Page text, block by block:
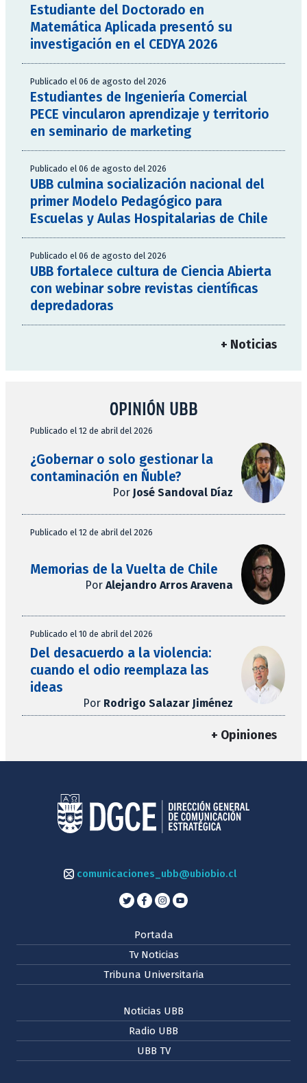
Estudiante del Doctorado en
Matemática Aplicada presentó su
investigación en el CEDYA 2026
Publicado el 06 de agosto del 2026
Estudiantes de Ingeniería Comercial
PECE vincularon aprendizaje y territorio
en seminario de marketing
Publicado el 06 de agosto del 2026
UBB culmina socialización nacional del
primer Modelo Pedagógico para
Escuelas y Aulas Hospitalarias de Chile
Publicado el 06 de agosto del 2026
UBB fortalece cultura de Ciencia Abierta
con webinar sobre revistas científicas
depredadoras
+ Noticias
OPINIÓN UBB
Publicado el 12 de abril del 2026
¿Gobernar o solo gestionar la
contaminación en Ñuble?
Por José Sandoval Díaz
Publicado el 12 de abril del 2026
Memorias de la Vuelta de Chile
Por Alejandro Arros Aravena
Publicado el 10 de abril del 2026
Del desacuerdo a la violencia:
cuando el odio reemplaza las
ideas
Por Rodrigo Salazar Jiménez
+ Opiniones
comunicaciones_ubb@ubiobio.cl
Portada
Tv Noticias
Tribuna Universitaria
Noticias UBB
Radio UBB
UBB TV